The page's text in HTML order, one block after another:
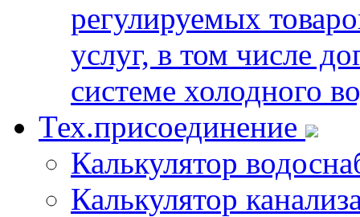
регулируемых
услуг, в том числе
системе холодного
Тех.присоединение
Калькулятор
Калькулятор